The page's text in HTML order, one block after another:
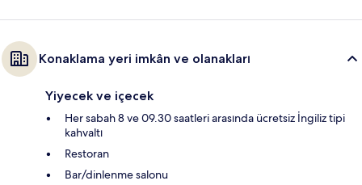
Konaklama yeri imkân ve olanakları
Yiyecek ve içecek
Her sabah 8 ve 09.30 saatleri arasında ücretsiz İngiliz tipi
kahvaltı
Restoran
Bar/dinlenme salonu